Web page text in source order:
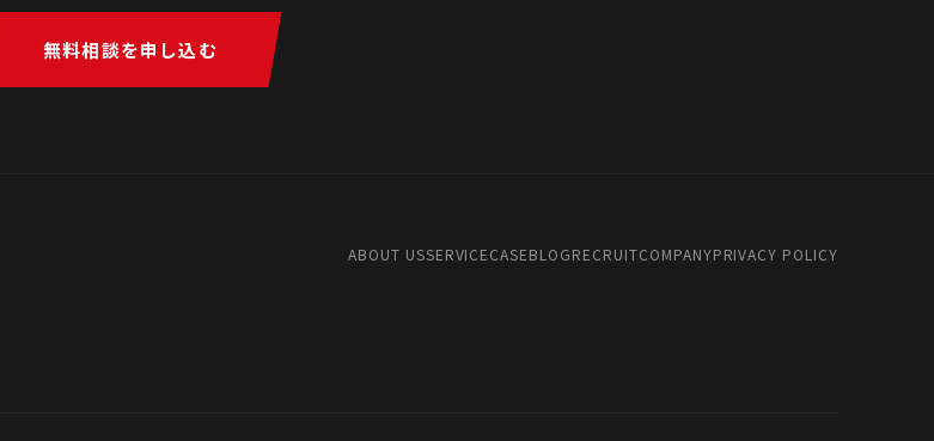
無料相談を申し込む
ABOUT USSERVICECASEBLOGRECRUITCOMPANYPRIVACY POLICY